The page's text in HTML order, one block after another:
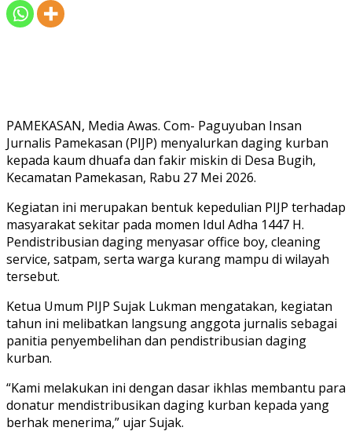
PAMEKASAN, Media Awas. Com- Paguyuban Insan
Jurnalis Pamekasan (PIJP) menyalurkan daging kurban
kepada kaum dhuafa dan fakir miskin di Desa Bugih,
Kecamatan Pamekasan, Rabu 27 Mei 2026.
Kegiatan ini merupakan bentuk kepedulian PIJP terhadap
masyarakat sekitar pada momen Idul Adha 1447 H.
Pendistribusian daging menyasar office boy, cleaning
service, satpam, serta warga kurang mampu di wilayah
tersebut.
Ketua Umum PIJP Sujak Lukman mengatakan, kegiatan
tahun ini melibatkan langsung anggota jurnalis sebagai
panitia penyembelihan dan pendistribusian daging
kurban.
“Kami melakukan ini dengan dasar ikhlas membantu para
donatur mendistribusikan daging kurban kepada yang
berhak menerima,” ujar Sujak.